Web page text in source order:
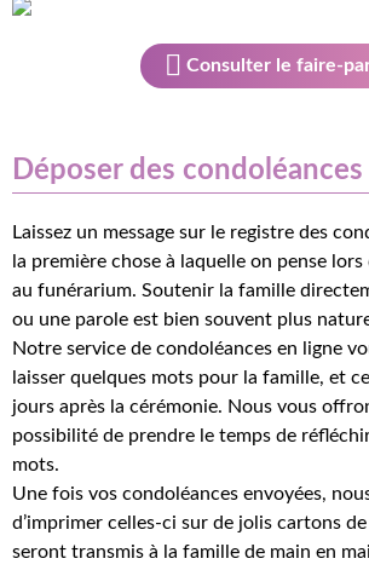
Consulter le faire-
Déposer des condoléances
Laissez un message sur le registre des
la première chose à laquelle on pense
au funérarium. Soutenir la famille
ou une parole est bien souvent plus
Notre service de condoléances en ligne
laisser quelques mots pour la famille, et
jours après la cérémonie. Nous vous
possibilité de prendre le temps de
mots.
Une fois vos condoléances envoyées,
d’imprimer celles-ci sur de jolis cartons
seront transmis à la famille de main en